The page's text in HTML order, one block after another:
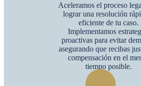
Aceleramos el proceso
lograr una resolución
eficiente de tu caso.
Implementamos
proactivas para evitar
asegurando que recibas
compensación en el
tiempo posible.